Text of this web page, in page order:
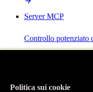
Server MCP
Controllo potenziato
Politica sui cookie